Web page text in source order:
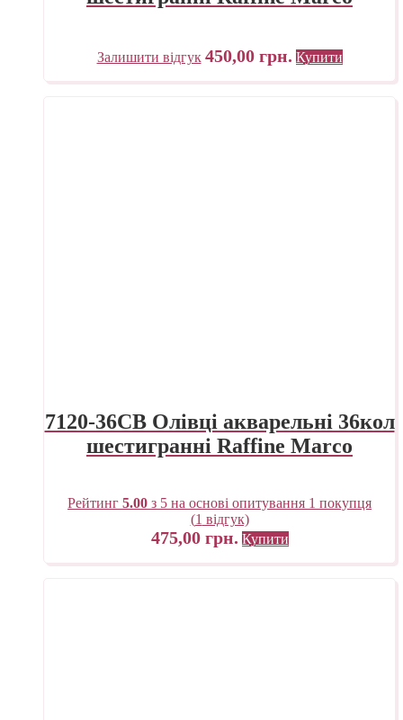
Залишити відгук 450,00 грн. Купити
7120-36CB Олівці акварельні 36кол
шестигранні Raffine Marco
Рейтинг 5.00 з 5 на основі опитування 1 покупця
(1 відгук)
475,00 грн. Купити